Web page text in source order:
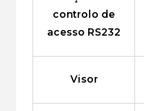
controlo de
acesso RS232
Visor